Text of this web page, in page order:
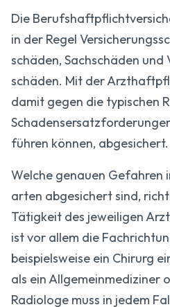
Die
in der Regel
schäden, Sachschäden
schäden. Mit der
damit gegen die typischen
führen können, abgesichert.
Welche genauen Gefahren
arten abgesichert sind,
Tätigkeit des jeweiligen
ist vor allem die
beispielsweise ein Chirurg
als ein Allgemein­mediziner
Radiologe muss in jedem